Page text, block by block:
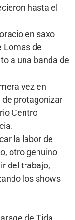
hasta el
en saxo
Lomas de
a una banda de
vez en
de protagonizar
Centro
la labor de
otro genuino
del trabajo,
los shows
de Tida.